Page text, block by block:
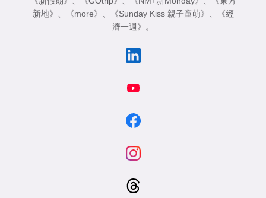
新地》
《more》 《Sunday Kiss 親子童萌》
《經
濟一週》
。